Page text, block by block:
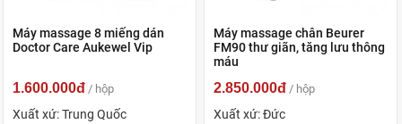
Máy massage 8 miếng dán
Doctor Care Aukewel Vip
1.600.000đ / hộp
Xuất xứ: Trung Quốc
Máy massage chân Beurer
FM90 thư giãn, tăng lưu thông
máu
2.850.000đ / hộp
Xuất xứ: Đức